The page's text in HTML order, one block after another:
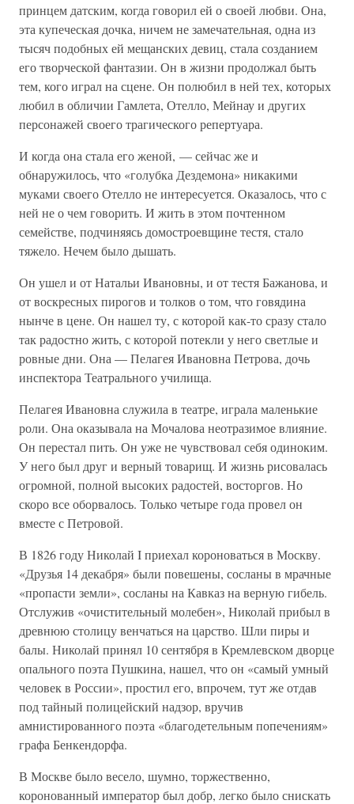
принцем датским, когда говорил ей о своей любви. Она,
эта купеческая дочка, ничем не замечательная, одна из
тысяч подобных ей мещанских девиц, стала созданием
его творческой фантазии. Он в жизни продолжал быть
тем, кого играл на сцене. Он полюбил в ней тех, которых
любил в обличии Гамлета, Отелло, Мейнау и других
персонажей своего трагического репертуара.
И когда она стала его женой, — сейчас же и
обнаружилось, что «голубка Дездемона» никакими
муками своего Отелло не интересуется. Оказалось, что с
ней не о чем говорить. И жить в этом почтенном
семействе, подчиняясь домостроевщине тестя, стало
тяжело. Нечем было дышать.
Он ушел и от Натальи Ивановны, и от тестя Бажанова, и
от воскресных пирогов и толков о том, что говядина
нынче в цене. Он нашел ту, с которой как-то сразу стало
так радостно жить, с которой потекли у него светлые и
ровные дни. Она — Пелагея Ивановна Петрова, дочь
инспектора Театрального училища.
Пелагея Ивановна служила в театре, играла маленькие
роли. Она оказывала на Мочалова неотразимое влияние.
Он перестал пить. Он уже не чувствовал себя одиноким.
У него был друг и верный товарищ. И жизнь рисовалась
огромной, полной высоких радостей, восторгов. Но
скоро все оборвалось. Только четыре года провел он
вместе с Петровой.
В 1826 году Николай I приехал короноваться в Москву.
«Друзья 14 декабря» были повешены, сосланы в мрачные
«пропасти земли», сосланы на Кавказ на верную гибель.
Отслужив «очистительный молебен», Николай прибыл в
древнюю столицу венчаться на царство. Шли пиры и
балы. Николай принял 10 сентября в Кремлевском дворце
опального поэта Пушкина, нашел, что он «самый умный
человек в России», простил его, впрочем, тут же отдав
под тайный полицейский надзор, вручив
амнистированного поэта «благодетельным попечениям»
графа Бенкендорфа.
В Москве было весело, шумно, торжественно,
коронованный император был добр, легко было снискать